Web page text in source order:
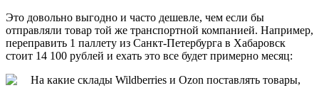
Это довольно выгодно и часто дешевле, чем если бы
отправляли товар той же транспортной компанией. Например,
переправить 1 паллету из Санкт-Петербурга в Хабаровск
стоит 14 100 рублей и ехать это все будет примерно месяц: